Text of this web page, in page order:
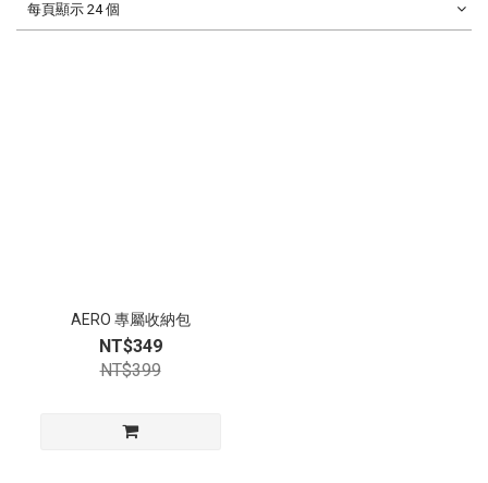
每頁顯示 24 個
AERO 專屬收納包
NT$349
NT$399